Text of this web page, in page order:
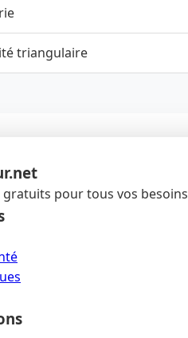
triangulaire
gratuits pour tous vos besoins